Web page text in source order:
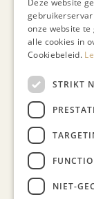
Deze website
onze website
alle cookies in
Cookiebeleid.
STRIKT
NIET-